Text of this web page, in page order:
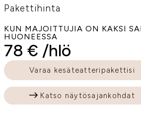
Pakettihinta
KUN MAJOITTUJIA ON KAKSI
HUONEESSA
78 € /hlö
Varaa kesäteatteripakettisi
Katso näytösajankohdat